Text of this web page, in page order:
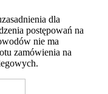
dla
postępowań na
nie ma
zamówienia na